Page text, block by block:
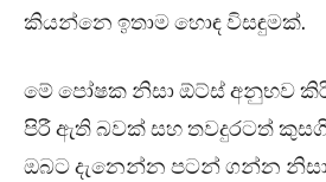
කියන්නෙ ඉතාම හොඳ විසඳුමක්.
මේ පෝෂක නිසා ඕට්ස් අනුභව
පිරී ඇති බවක් සහ තවදුරටත්
ඔබට දැනෙන්න පටන් ගන්න